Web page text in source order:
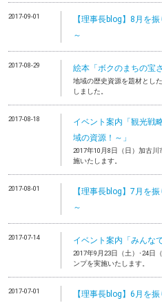
2017-09-01
【理事長blog】8月を
～
2017-08-29 絵本「ボクのまちの宝
地域の歴史資源を題材とし
しました。
2017-08-18
イベント案内「観光戦
域の資源！～」
2017年10月8日（日）加古
施いたします。
2017-08-01
【理事長blog】7月を
～
2017-07-14 イベント案内「みんな
2017年9月23日（土）･24日
ンプを実施いたします。
2017-07-01 【理事長blog】6月を